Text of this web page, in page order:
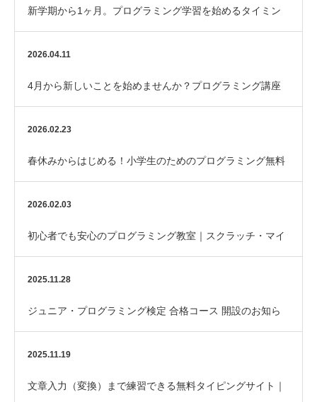
新学期から1ヶ月。プログラミング学習を始めるタイミン
グです
2026.04.11
4月から新しいことを始めませんか？プログラミング講座
のご案内
2026.02.23
春休みからはじめる！小学生のためのプログラミング無料
体験（Scratch／マイクラ）
2026.02.03
初心者でも安心のプログラミング教室｜スクラッチ・マイ
クラ対応｜はなまるパソコン教室
2025.11.28
ジュニア・プログラミング検定 合格コース 開設のお知ら
せ
2025.11.19
文章入力（変換）まで練習できる無料タイピングサイト｜